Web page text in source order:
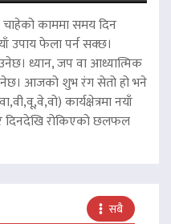
काममा समय दिन
उपाय फेला पर्न सक्छ।
ध्यान, जप वा आध्यात्मिक
आजको शुभ रंग सेतो हो भने
कार्यक्षेत्रमा नयाँ
दिनदेखि रोकिएको छलफल
सबै